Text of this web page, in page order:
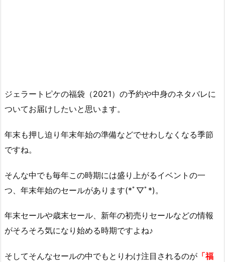
ジェラートピケの福袋（2021）の予約や中身のネタバレに
ついてお届けしたいと思います。
年末も押し迫り年末年始の準備などでせわしなくなる季節
ですね。
そんな中でも毎年この時期には盛り上がるイベントの一
つ、年末年始のセールがあります(*ﾟ▽ﾟ*)。
年末セールや歳末セール、新年の初売りセールなどの情報
がそろそろ気になり始める時期ですよね♪
そしてそんなセールの中でもとりわけ注目されるのが 「福